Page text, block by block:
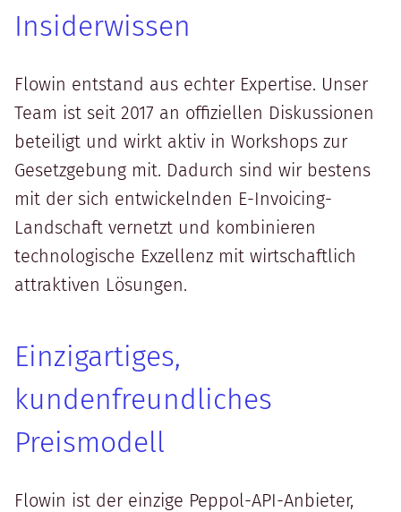
Insiderwissen
Flowin entstand aus echter Expertise. Unser
Team ist seit 2017 an offiziellen Diskussionen
beteiligt und wirkt aktiv in Workshops zur
Gesetzgebung mit. Dadurch sind wir bestens
mit der sich entwickelnden E-Invoicing-
Landschaft vernetzt und kombinieren
technologische Exzellenz mit wirtschaftlich
attraktiven Lösungen.
Einzigartiges,
kundenfreundliches
Preismodell
Flowin ist der einzige Peppol-API-Anbieter,